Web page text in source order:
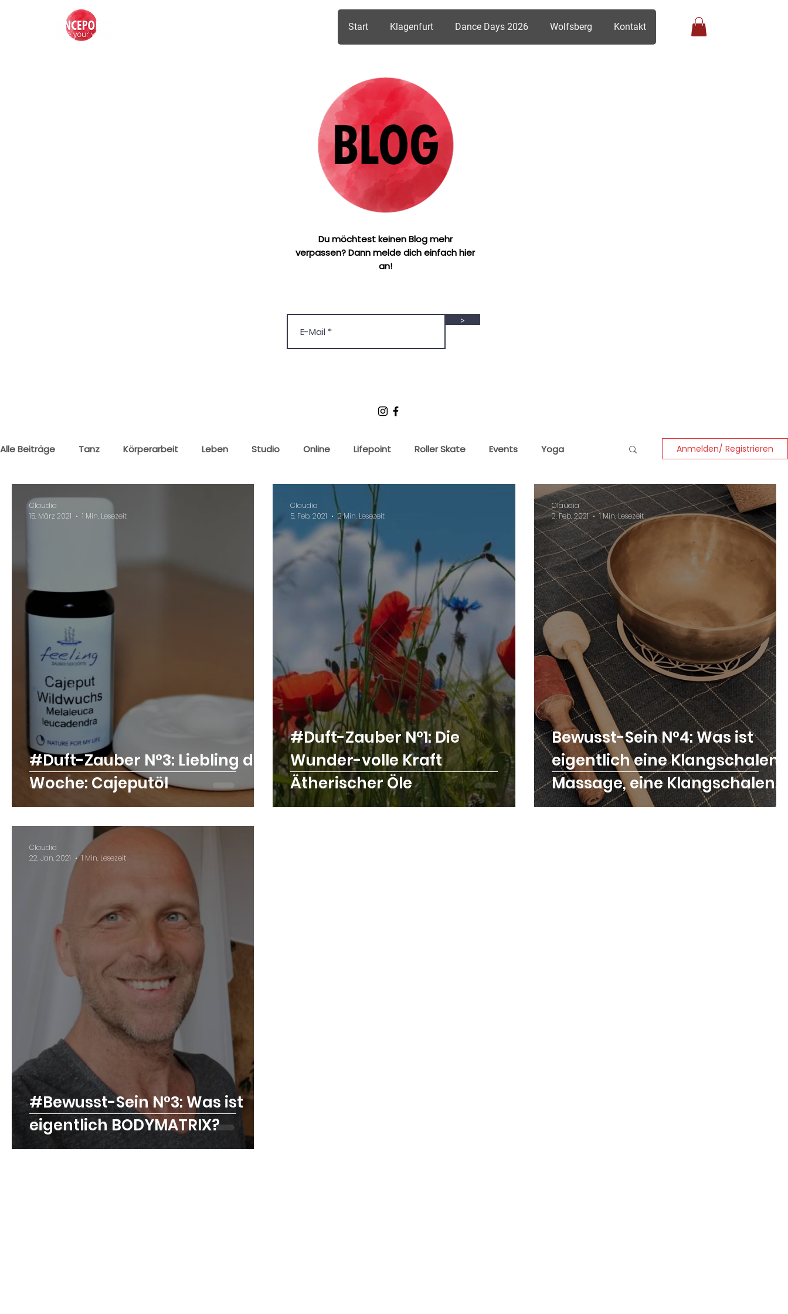
Start Klagenfurt Dance Days 2026 Wolfsberg Kontakt
Du möchtest keinen Blog mehr
verpassen? Dann melde dich einfach hier
an!
>
Alle Beiträge Tanz Körperarbeit Leben Studio Online Lifepoint Roller Skate Events Yoga
Klagenfurt Wolfsberg
Anmelden/ Registrieren
#Duft-Zauber N°3: Liebling der
Woche: Cajeputöl
Claudia
15. März 2021
1 Min. Lesezeit
#Duft-Zauber N°1: Die
Wunder-volle Kraft
Ätherischer Öle
Claudia
5. Feb. 2021
2 Min. Lesezeit
Bewusst-Sein N°4: Was ist
eigentlich eine Klangschalen
Massage, eine Klangschalen
Balance?
Claudia
2. Feb. 2021
1 Min. Lesezeit
#Bewusst-Sein N°3: Was ist
eigentlich BODYMATRIX?
Claudia
22. Jan. 2021
1 Min. Lesezeit